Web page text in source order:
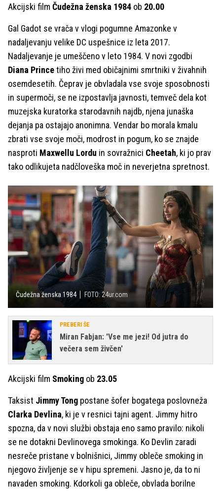
Akcijski film Čudežna ženska 1984 ob 20.00
Gal Gadot se vrača v vlogi pogumne Amazonke v
nadaljevanju velike DC uspešnice iz leta 2017.
Nadaljevanje je umeščeno v leto 1984. V novi zgodbi
Diana Princetiho živi med običajnimi smrtniki v živahnih
osemdesetih. Čeprav je obvladala vse svoje sposobnosti
in supermoči, se ne izpostavlja javnosti, temveč dela kot
muzejska kuratorka starodavnih najdb, njena junaška
dejanja pa ostajajo anonimna. Vendar bo morala kmalu
zbrati vse svoje moči, modrost in pogum, ko se znajde
nasproti Maxwellu Lordu in sovražnici Cheetah, ki jo prav
tako odlikujeta nadčloveška moč in neverjetna spretnost.
Čudežna ženska 1984 FOTO: 24ur.com
PREBERI ŠE
Miran Fabjan: 'Vse me jezi! Od jutra do
večera sem živčen'
Akcijski film Smoking ob 23.05
Taksist Jimmy Tong postane šofer bogatega poslovneža
Clarka Devlina, ki je v resnici tajni agent. Jimmy hitro
spozna, da v novi službi obstaja eno samo pravilo: nikoli
se ne dotakni Devlinovega smokinga. Ko Devlin zaradi
nesreče pristane v bolnišnici, Jimmy obleče smoking in
njegovo življenje se v hipu spremeni. Jasno je, da to ni
navaden smoking. Kdorkoli ga obleče, obvlada borilne